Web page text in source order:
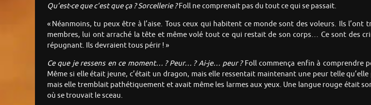
Qu’est-ce que c’est que ça ? Sorcellerie ?Foll ne comprenait pas du tout ce qui se passait.
« Néanmoins, tu peux être à l’aise. Tous ceux qui habitent ce monde sont des voleurs. Ils
membres, lui ont arraché la tête et même volé tout ce qui restait de son corps… Ce sont des
répugnant. Ils devraient tous périr ! »
Ce que je ressens en ce moment… ?Peur… ?Ai-je… peur ? Foll commença enfin à comprendre
Même si elle était jeune, c’était un dragon, mais elle ressentait maintenant une peur telle
mais elle tremblait pathétiquement et avait même les larmes aux yeux. Une langue rouge était
où se trouvait le sceau.